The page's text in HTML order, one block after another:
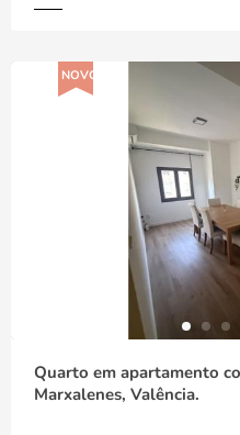
NOVO
Quarto em apartamento
Marxalenes, Valência.